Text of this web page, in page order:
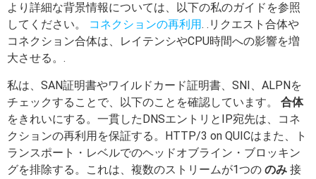
より詳細な背景情報については、以下の私のガイドを参照
してください。
コネクションの再利用. .リクエスト合体や
コネクション合体は、レイテンシやCPU時間への影響を増
大させる。.
私は、SAN証明書やワイルドカード証明書、SNI、ALPNを
チェックすることで、以下のことを確認しています。 合体
をきれいにする。一貫したDNSエントリとIP宛先は、コネ
クションの再利用を保証する。HTTP/3 on QUICはまた、ト
ランスポート・レベルでのヘッドオブライン・ブロッキン
グを排除する。これは、複数のストリームが1つの のみ 接